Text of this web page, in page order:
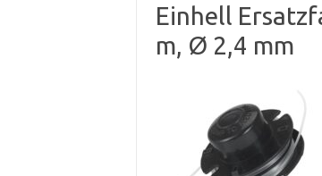
Einhell
m, Ø 2,4 mm